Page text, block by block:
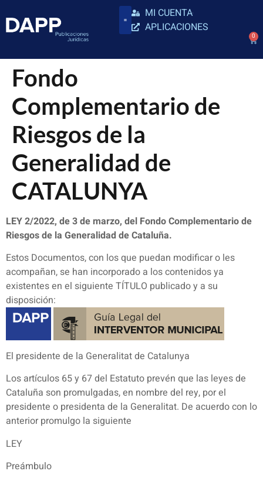
MI CUENTA
APLICACIONES
0
Fondo
Complementario de
Riesgos de la
Generalidad de
CATALUNYA
LEY 2/2022, de 3 de marzo, del Fondo Complementario de
Riesgos de la Generalidad de Cataluña.
Estos Documentos, con los que puedan modificar o les
acompañan, se han incorporado a los contenidos ya
existentes en el siguiente TÍTULO publicado y a su
disposición:
El presidente de la Generalitat de Catalunya
Los artículos 65 y 67 del Estatuto prevén que las leyes de
Cataluña son promulgadas, en nombre del rey, por el
presidente o presidenta de la Generalitat. De acuerdo con lo
anterior promulgo la siguiente
LEY
Preámbulo